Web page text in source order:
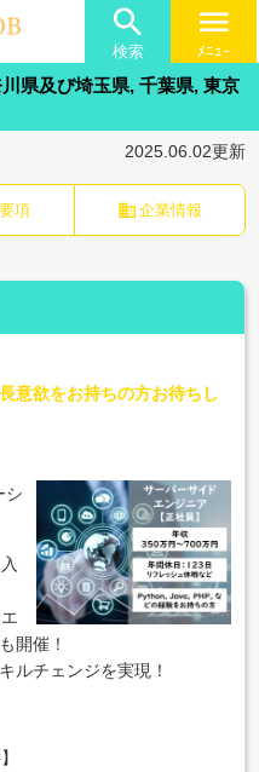

検索
menu
ﾒﾆｭｰ
県及び埼玉県, 千葉県, 東京
2025.06.02更新
項 business 企業情報
意欲をお持ちの方お待ちし
シ
開催！
ルチェンジを実現！